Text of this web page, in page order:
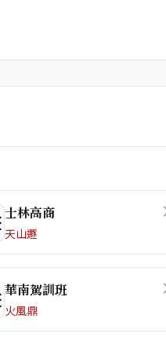
士林高商
天山遯
華南駕訓班
火風鼎